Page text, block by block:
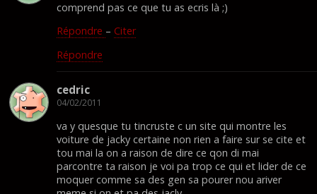
comprend pas ce que tu as ecris là ;)
Répondre – Citer
Répondre
cedric
04/02/2011
va y quesque tu tincruste c un site qui montre les
voiture de jacky certaine non rien a faire sur se cite et
tou mai la on a raison de dire ce qon di mai
parcontre ta raison je voi pa trop ce qui et lider de ce
moquer comme sa des gen sa pourer nou ariver